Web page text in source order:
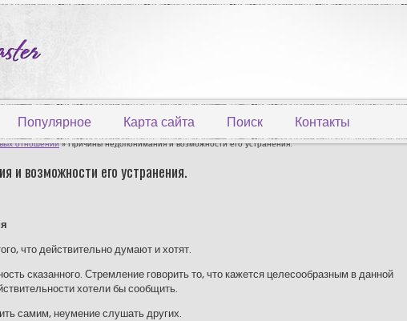
Популярное Карта сайта Поиск Контакты
отношений» Причины недопонимания и возможности его устранения.
и возможности его устранения.
что действительно думают и хотят.
сказанного. Стремление говорить то, что кажется целесообразным в данной
хотели бы сообщить.
самим, неумение слушать других.